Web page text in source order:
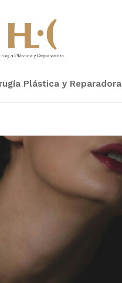
Plástica y Reparadora